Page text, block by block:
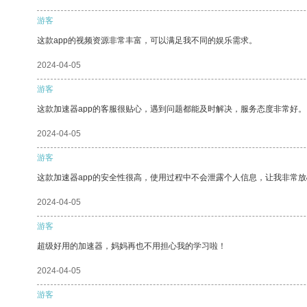
游客
这款app的视频资源非常丰富，可以满足我不同的娱乐需求。
2024-04-05
游客
这款加速器app的客服很贴心，遇到问题都能及时解决，服务态度非常好。
2024-04-05
游客
这款加速器app的安全性很高，使用过程中不会泄露个人信息，让我非常
2024-04-05
游客
超级好用的加速器，妈妈再也不用担心我的学习啦！
2024-04-05
游客